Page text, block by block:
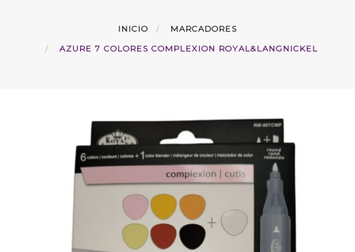
INICIO
MARCADORES
AZURE 7 COLORES COMPLEXION ROYAL&LANGNICKEL